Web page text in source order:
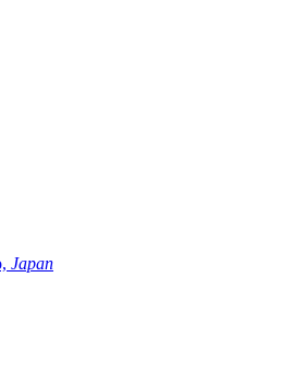
Japan